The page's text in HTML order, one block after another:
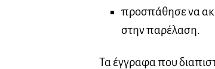
προσπάθησε να
στην παρέλαση.
Τα έγγραφα που